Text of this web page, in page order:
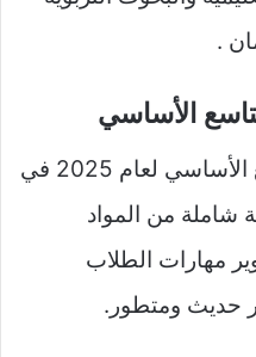
.
الأساسي
المنهج العماني للصف التاسع الأساسي لعام 2025 في
من المواد
مهارات الطلاب
حديث ومتطور.